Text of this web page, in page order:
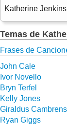
Katherine
Temas de
Frases de
John Cale
Ivor Novello
Bryn Terfel
Kelly Jones
Giraldus
Ryan Giggs